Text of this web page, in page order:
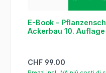
E-Book –
Ackerbau 10. Auflage
Prezzo normale:
CHF 99.00